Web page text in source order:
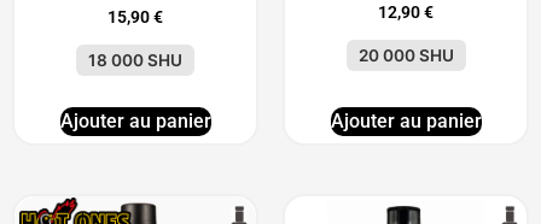
15,90€
18 000 SHU
Ajouter au panier
12,90€
20 000 SHU
Ajouter au panier